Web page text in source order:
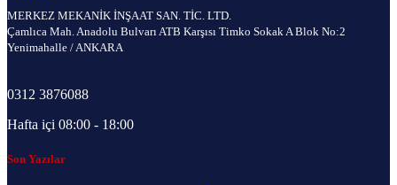
MERKEZ MEKANİK İNŞAAT SAN. TİC. LTD.
Çamlıca Mah. Anadolu Bulvarı ATB Karşısı Timko Sokak A Blok No:2
Yenimahalle / ANKARA
0312 3876088
Hafta içi 08:00 - 18:00
Son Yazılar